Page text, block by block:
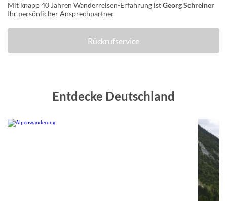
Mit knapp 40 Jahren Wanderreisen-Erfahrung istGeorg Schreiner
Ihr persönlicher Ansprechpartner
Rückrufservice
Entdecke Deutschland